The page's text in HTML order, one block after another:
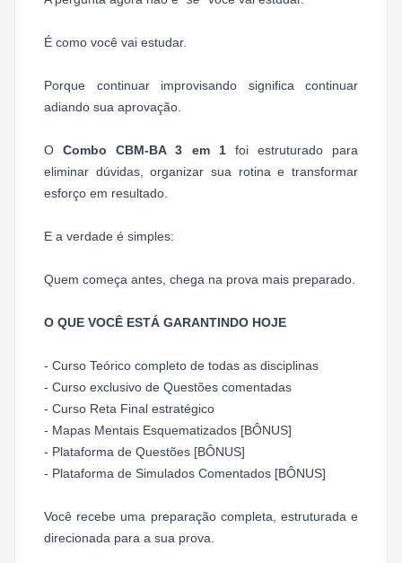
É como você vai estudar.
Porque continuar improvisando significa continuar
adiando sua aprovação.
OCombo CBM-BA 3 em 1 foi estruturado para
eliminar dúvidas, organizar sua rotina e transformar
esforço em resultado.
E a verdade é simples:
Quem começa antes, chega na prova mais preparado.
O QUE VOCÊ ESTÁ GARANTINDO HOJE
- Curso Teórico completo de todas as disciplinas
- Curso exclusivo de Questões comentadas
- Curso Reta Final estratégico
- Mapas Mentais Esquematizados [BÔNUS]
- Plataforma de Questões [BÔNUS]
- Plataforma de Simulados Comentados [BÔNUS]
Você recebe uma preparação completa, estruturada e
direcionada para a sua prova.